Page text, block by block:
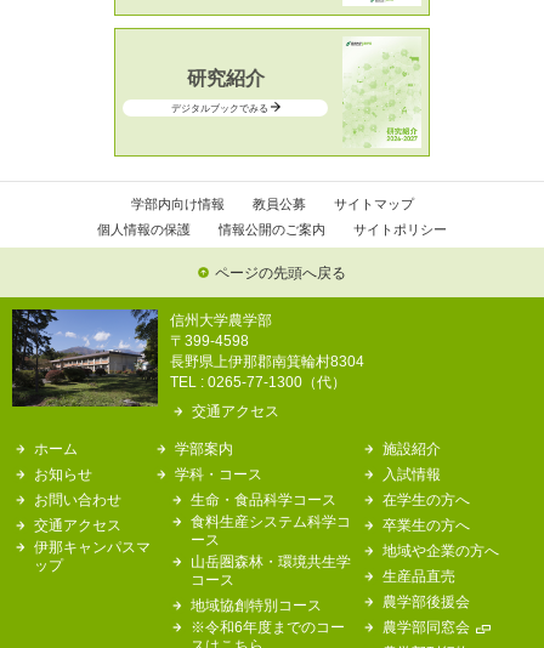
研究紹介
デジタルブックでみる
学部内向け情報 教員公募
サイトマップ
個人情報の保護
情報公開のご案内 サイトポリシー
ページの先頭へ戻る
信州大学農学部
〒399-4598
長野県上伊那郡南箕輪村8304
TEL : 0265-77-1300（代）
交通アクセス
ホーム
お知らせ
お問い合わせ
交通アクセス
伊那キャンパスマ
ップ
学部案内
学科・コース
生命・食品科学コース
食料生産システム科学コ
ース
山岳圏森林・環境共生学
コース
地域協創特別コース
※令和6年度までのコー
スはこちら
施設紹介
入試情報
在学生の方へ
卒業生の方へ
地域や企業の方へ
生産品直売
農学部後援会
農学部同窓会